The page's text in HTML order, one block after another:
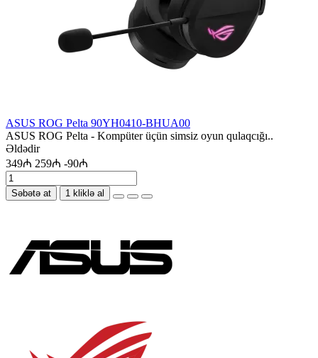
ASUS ROG Pelta 90YH0410-BHUA00
ASUS ROG Pelta - Kompüter üçün simsiz oyun qulaqcığı..
Əldədir
349₼ 259₼ -90₼
Səbətə at 1 kliklə al